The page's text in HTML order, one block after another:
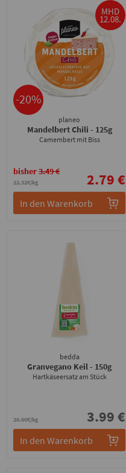
MHD
12.08.
-20%
planeo
Mandelbert Chili - 125g
Camembert mit Biss
22.32€/kg
bisher3.49 € 2.79 €
In den Warenkorb
bedda
Granvegano Keil- 150g
Hartkäseersatz am Stück
26.60€/kg 3.99 €
In den Warenkorb